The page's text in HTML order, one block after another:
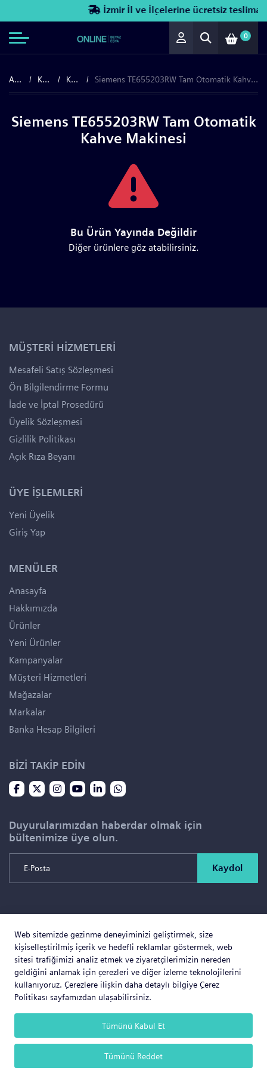
Web sitemizde gezinme deneyiminizi geliştirmek, size
kişiselleştirilmiş içerik ve hedefli reklamlar göstermek, web
sitesi trafiğimizi analiz etmek ve ziyaretçilerimizin nereden
geldiğini anlamak için çerezleri ve diğer izleme teknolojilerini
kullanıyoruz. Çerezlere ilişkin daha detaylı bilgiye Çerez
Politikası sayfamızdan ulaşabilirsiniz.
Tümünü Kabul Et
Tümünü Reddet
İzmir İl ve İlçelerine ücretsiz teslimat!
0
Anasayfa Küçük Ev Aletleri Kahve Makineleri Siemens TE655203RW Tam Otomatik Kahve Makinesi
Siemens TE655203RW Tam Otomatik
Kahve Makinesi
Bu Ürün Yayında Değildir
Diğer ürünlere göz atabilirsiniz.
MÜŞTERİ HİZMETLERİ
Mesafeli Satış Sözleşmesi
Ön Bilgilendirme Formu
İade ve İptal Prosedürü
Üyelik Sözleşmesi
Gizlilik Politikası
Açık Rıza Beyanı
ÜYE İŞLEMLERİ
Yeni Üyelik
Giriş Yap
MENÜLER
Anasayfa
Hakkımızda
Ürünler
Yeni Ürünler
Kampanyalar
Müşteri Hizmetleri
Mağazalar
Markalar
Banka Hesap Bilgileri
BİZİ TAKİP EDİN
Duyurularımızdan haberdar olmak için
bültenimize üye olun.
Kaydol
GAYRİMENKUL İNŞAAT TİCARET LTD.ŞTİ. Tüm Hakları
Saklıdır.